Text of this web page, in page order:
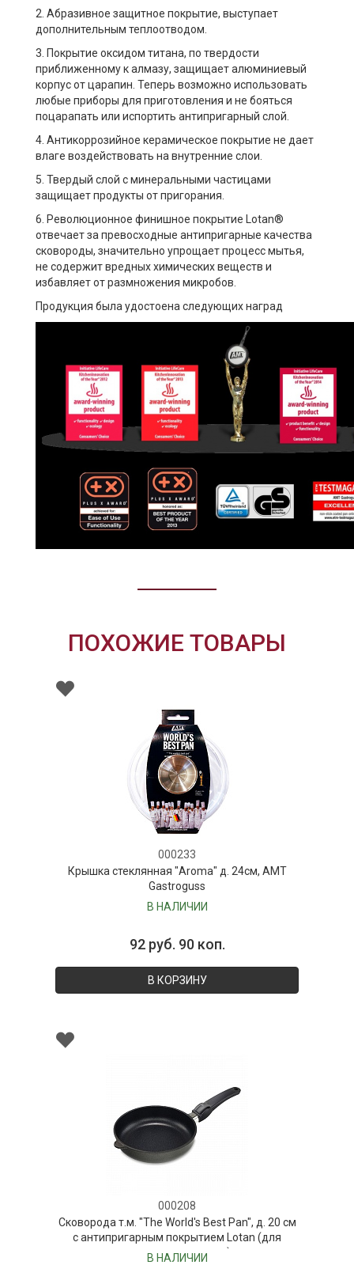
2. Абразивное защитное покрытие, выступает
дополнительным теплоотводом.
3. Покрытие оксидом титана, по твердости
приближенному к алмазу, защищает алюминиевый
корпус от царапин. Теперь возможно использовать
любые приборы для приготовления и не бояться
поцарапать или испортить антипригарный слой.
4. Антикоррозийное керамическое покрытие не дает
влаге воздействовать на внутренние слои.
5. Твердый слой с минеральными частицами
защищает продукты от пригорания.
6. Революционное финишное покрытие Lotan®
отвечает за превосходные антипригарные качества
сковороды, значительно упрощает процесс мытья,
не содержит вредных химических веществ и
избавляет от размножения микробов.
Продукция была удостоена следующих наград
ПОХОЖИЕ ТОВАРЫ
000233
Крышка стеклянная "Aroma" д. 24см, AMT
Gastroguss
В НАЛИЧИИ
92 руб. 90 коп.
В КОРЗИНУ
000208
Сковорода т.м. "The World's Best Pan", д. 20 см
с антипригарным покрытием Lotan (для
индукционных плит)
В НАЛИЧИИ